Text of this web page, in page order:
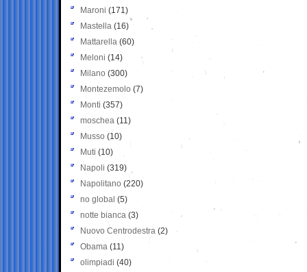
Maroni (171)
Mastella (16)
Mattarella (60)
Meloni (14)
Milano (300)
Montezemolo (7)
Monti (357)
moschea (11)
Musso (10)
Muti (10)
Napoli (319)
Napolitano (220)
no global (5)
notte bianca (3)
Nuovo Centrodestra (2)
Obama (11)
olimpiadi (40)